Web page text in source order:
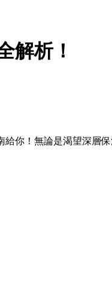
解析！
你！無論是渴望深層